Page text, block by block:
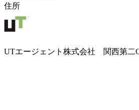
住所
UTエージェント株式会社 関西第二